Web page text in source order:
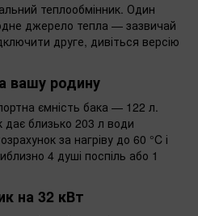
теплообмінник. Один
джерело тепла — зазвичай
друге, дивіться версію
вашу родину
ємність бака — 122 л.
близько 203 л води
за нагріву до 60 °C і
4 душі поспіль або 1
на 32 кВт